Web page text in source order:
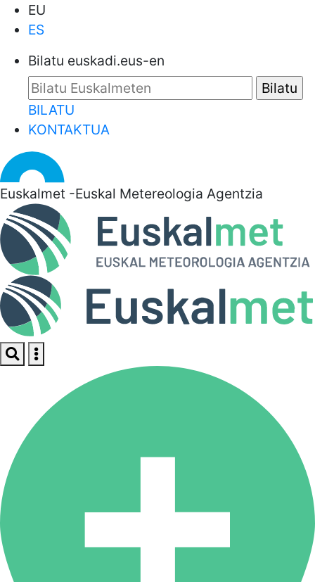
EU
ES
Bilatu euskadi.eus-en
BILATU
KONTAKTUA
Euskalmet -Euskal Metereologia Agentzia